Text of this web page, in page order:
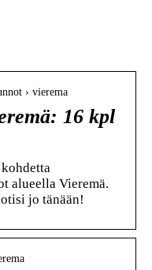
› vierema
16 kpl
alueella Vieremä.
jo tänään!